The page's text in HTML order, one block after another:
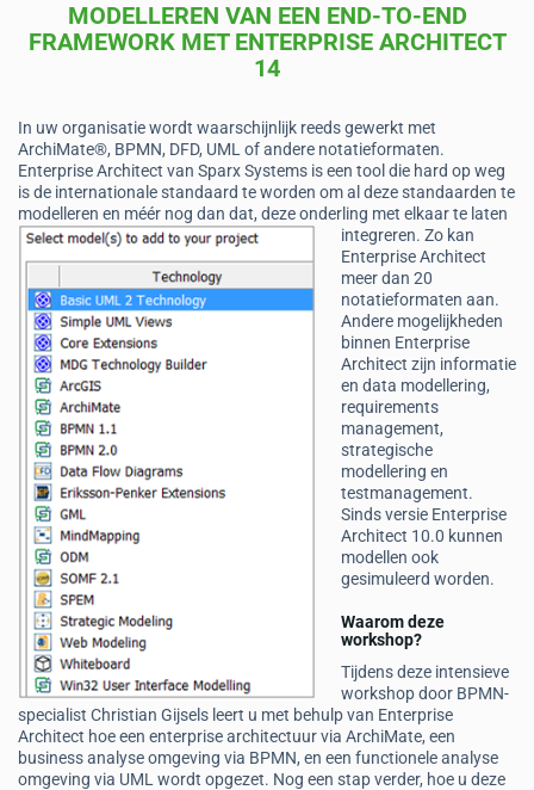
MODELLEREN VAN EEN END-TO-END
FRAMEWORK MET ENTERPRISE ARCHITECT
14
In uw organisatie wordt waarschijnlijk reeds gewerkt met
ArchiMate®, BPMN, DFD, UML of andere notatieformaten.
Enterprise Architect van Sparx Systems is een tool die hard op weg
is de internationale standaard te worden om al deze standaarden te
modelleren en méér nog dan dat, deze onderling met elkaar te laten
integreren. Zo kan
Enterprise Architect
meer dan 20
notatieformaten aan.
Andere mogelijkheden
binnen Enterprise
Architect zijn informatie
en data modellering,
requirements
management,
strategische
modellering en
testmanagement.
Sinds versie Enterprise
Architect 10.0 kunnen
modellen ook
gesimuleerd worden.
Waarom deze
workshop?
Tijdens deze intensieve
workshop door BPMN-
specialist Christian Gijsels leert u met behulp van Enterprise
Architect hoe een enterprise architectuur via ArchiMate, een
business analyse omgeving via BPMN, en een functionele analyse
omgeving via UML wordt opgezet. Nog een stap verder, hoe u deze